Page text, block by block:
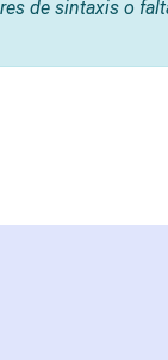
de sintaxis o